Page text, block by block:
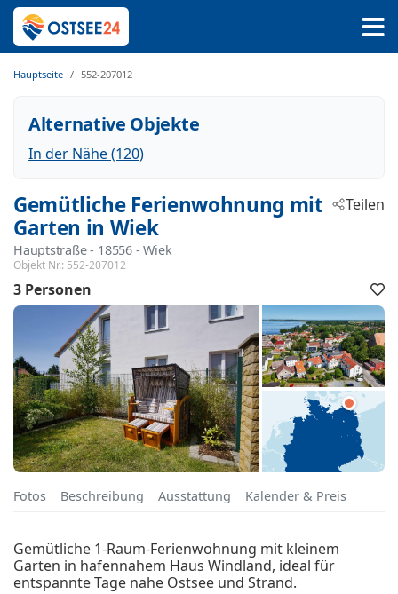
Hauptseite 552-207012
Alternative Objekte
In der Nähe (120)
Gemütliche Ferienwohnung mit
Garten in Wiek
Hauptstraße - 18556 - Wiek
Objekt Nr.: 552-207012
Teilen
3 Personen
Fotos Beschreibung Ausstattung Kalender & Preis
Gemütliche 1-Raum-Ferienwohnung mit kleinem
Garten in hafennahem Haus Windland, ideal für
entspannte Tage nahe Ostsee und Strand.